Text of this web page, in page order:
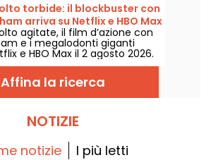
torbide: il blockbuster con
arriva su Netflix e HBO Max
agitate, il film d’azione con
e i megalodonti giganti
e HBO Max il 2 agosto 2026.
Affina la ricerca
NOTIZIE
notizie I più letti